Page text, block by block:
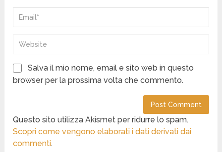
Salva il mio nome, email e sito web in questo
browser per la prossima volta che commento.
Questo sito utilizza Akismet per ridurre lo spam.
Scopri come vengono elaborati i dati derivati dai
commenti.